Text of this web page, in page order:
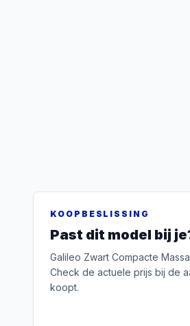
KOOPBESLISSING
Past dit model bij
Galileo Zwart Compacte
Check de actuele prijs bij de
koopt.